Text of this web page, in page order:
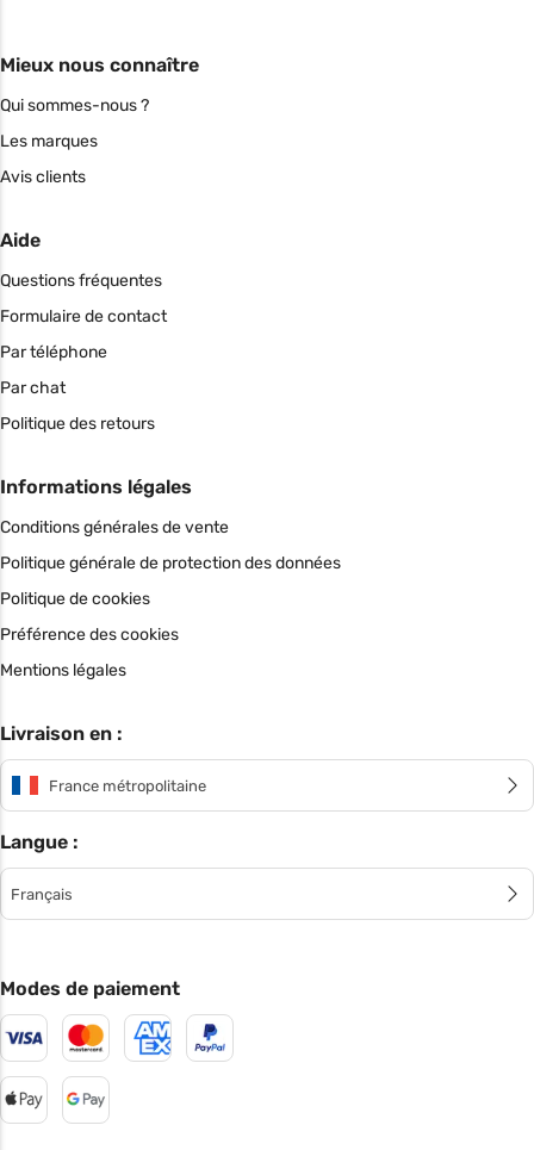
Mieux nous connaître
Qui sommes-nous ?
Les marques
Avis clients
Aide
Questions fréquentes
Formulaire de contact
Par téléphone
Par chat
Politique des retours
Informations légales
Conditions générales de vente
Politique générale de protection des données
Politique de cookies
Préférence des cookies
Mentions légales
Livraison en :
France métropolitaine
Langue :
Français
Modes de paiement